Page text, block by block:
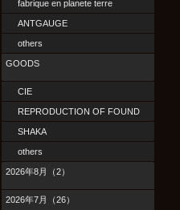
fabrique en planete terre
ANTGAUGE
others
GOODS
CIE
REPRODUCTION OF FOUND
SHAKA
others
2026年8月（2）
2026年7月（26）